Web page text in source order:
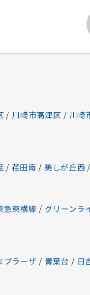
/ 川崎市高津区 / 川崎
/ 荏田南 / 美しが丘西 /
急東横線 / グリーンラ
プラーザ / 青葉台 / 日